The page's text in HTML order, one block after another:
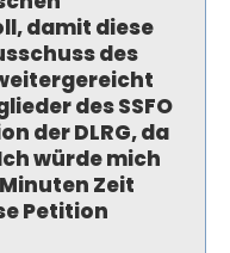
damit diese
des
des SSFO
der DLRG, da
würde mich
Zeit
Petition